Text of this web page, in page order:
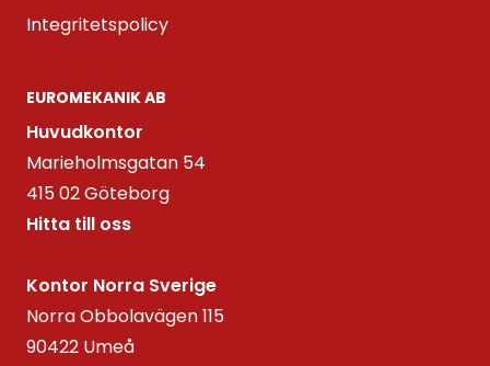
Integritetspolicy
EUROMEKANIK AB
Huvudkontor
Marieholmsgatan 54
415 02 Göteborg
Hitta till oss
Kontor Norra Sverige
Norra Obbolavägen 115
90422 Umeå